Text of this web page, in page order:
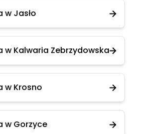
w Jasło
w Kalwaria Zebrzydowska
w Krosno
w Gorzyce